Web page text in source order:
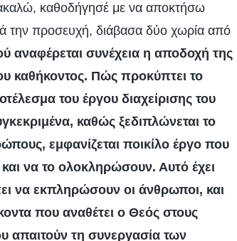
καθοδήγησέ με να αποκτήσω
προσευχή, διάβασα δύο χωρία από
αναφέρεται συνέχεια η αποδοχή της
καθήκοντος. Πώς προκύπτει το
του έργου διαχείρισης του
καθώς ξεδιπλώνεται το
εμφανίζεται ποικίλο έργο που
να το ολοκληρώσουν. Αυτό έχει
να εκπληρώσουν οι άνθρωποι, και
που αναθέτει ο Θεός στους
απαιτούν τη συνεργασία των